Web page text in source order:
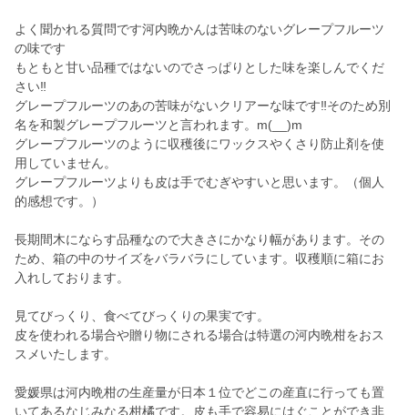
よく聞かれる質問です河内晩かんは苦味のないグレープフルーツ
の味です
もともと甘い品種ではないのでさっぱりとした味を楽しんでくだ
さい‼️
グレープフルーツのあの苦味がないクリアーな味です‼️そのため別
名を和製グレープフルーツと言われます。m(__)m
グレープフルーツのように収穫後にワックスやくさり防止剤を使
用していません。
グレープフルーツよりも皮は手でむぎやすいと思います。（個人
的感想です。）
長期間木にならす品種なので大きさにかなり幅があります。その
ため、箱の中のサイズをバラバラにしています。収穫順に箱にお
入れしております。
見てびっくり、食べてびっくりの果実です。
皮を使われる場合や贈り物にされる場合は特選の河内晩柑をおス
スメいたします。
愛媛県は河内晩柑の生産量が日本１位でどこの産直に行っても置
いてあるなじみなる柑橘です。皮も手で容易にはぐことができ非